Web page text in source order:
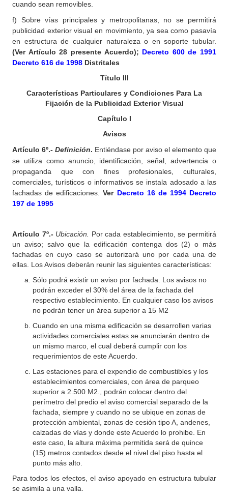
cuando sean removibles.
f) Sobre vías principales y metropolitanas, no se permitirá
publicidad exterior visual en movimiento, ya sea como pasavía
en estructura de cualquier naturaleza o en soporte tubular.
(Ver Artículo 28 presente Acuerdo); Decreto 600 de 1991
Decreto 616 de 1998 Distritales
Título III
Características Particulares y Condiciones Para La
Fijación de la Publicidad Exterior Visual
Capítulo I
Avisos
Artículo 6º.- Definición. Entiéndase por aviso el elemento que
se utiliza como anuncio, identificación, señal, advertencia o
propaganda que con fines profesionales, culturales,
comerciales, turísticos o informativos se instala adosado a las
fachadas de edificaciones.
Ver Decreto 16 de 1994 Decreto
197 de 1995
Artículo 7º.- Ubicación.
Por cada establecimiento, se permitirá
un aviso; salvo que la edificación contenga dos (2) o más
fachadas en cuyo caso se autorizará uno por cada una de
ellas. Los Avisos deberán reunir las siguientes características:
Sólo podrá existir un aviso por fachada. Los avisos no
podrán exceder el 30% del área de la fachada del
respectivo establecimiento. En cualquier caso los avisos
no podrán tener un área superior a 15 M2
Cuando en una misma edificación se desarrollen varias
actividades comerciales estas se anunciarán dentro de
un mismo marco, el cual deberá cumplir con los
requerimientos de este Acuerdo.
Las estaciones para el expendio de combustibles y los
establecimientos comerciales, con área de parqueo
superior a 2.500 M2., podrán colocar dentro del
perímetro del predio el aviso comercial separado de la
fachada, siempre y cuando no se ubique en zonas de
protección ambiental, zonas de cesión tipo A, andenes,
calzadas de vías y donde este Acuerdo lo prohibe. En
este caso, la altura máxima permitida será de quince
(15) metros contados desde el nivel del piso hasta el
punto más alto.
Para todos los efectos, el aviso apoyado en estructura tubular
se asimila a una valla.